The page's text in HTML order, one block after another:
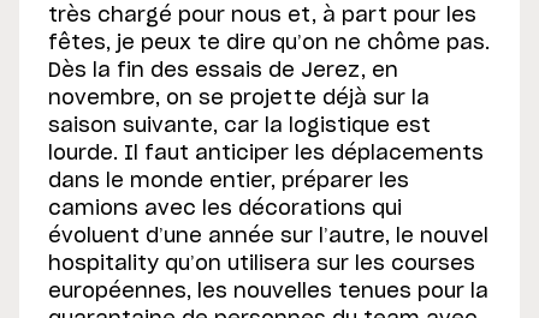
très chargé pour nous et, à part pour les
fêtes, je peux te dire qu’on ne chôme pas.
Dès la fin des essais de Jerez, en
novembre, on se projette déjà sur la
saison suivante, car la logistique est
lourde. Il faut anticiper les déplacements
dans le monde entier, préparer les
camions avec les décorations qui
évoluent d’une année sur l’autre, le nouvel
hospitality qu’on utilisera sur les courses
européennes, les nouvelles tenues pour la